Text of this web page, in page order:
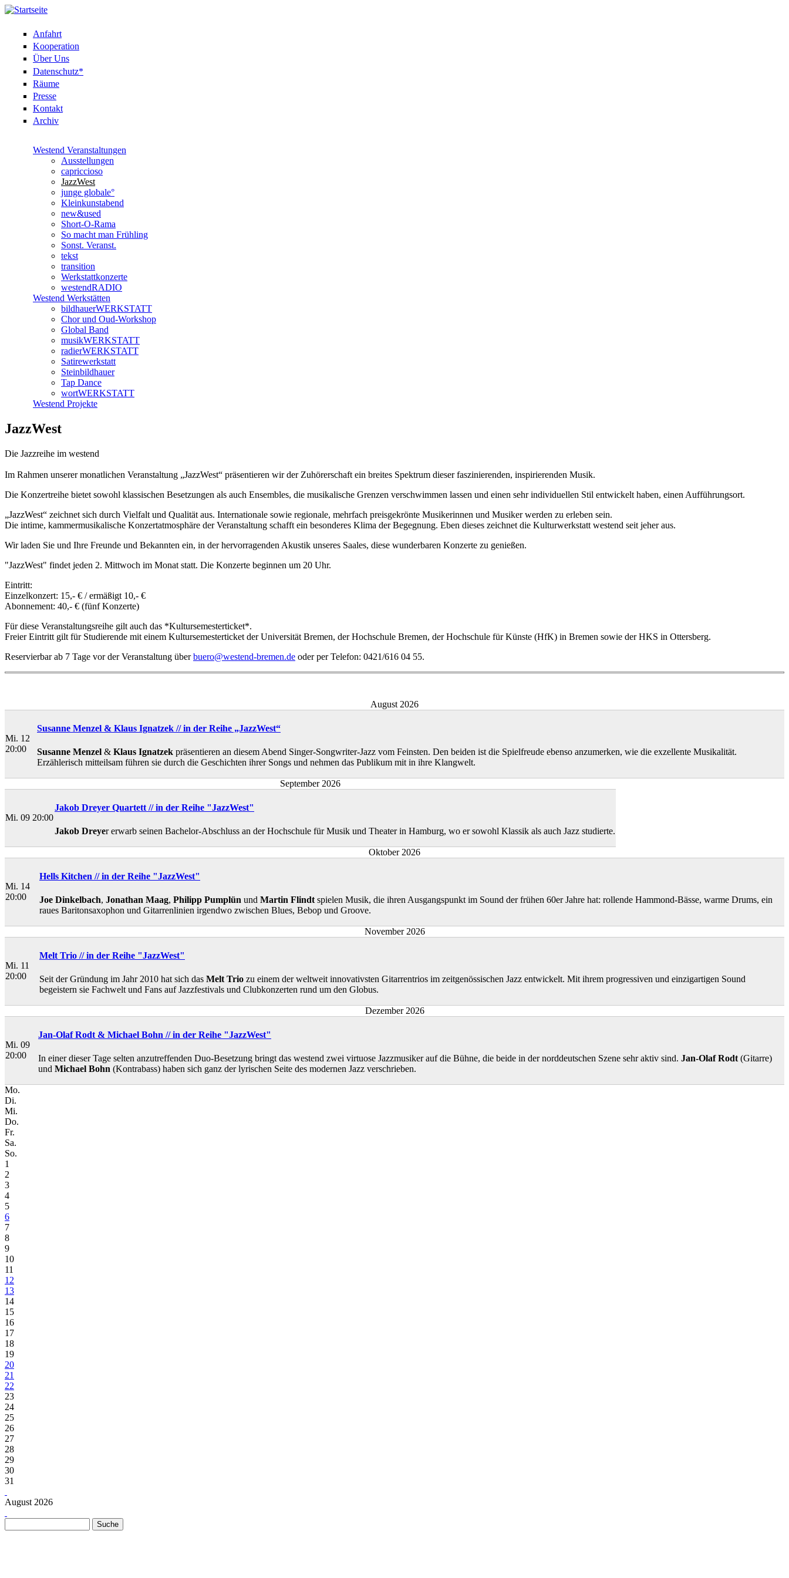
Anfahrt
Kooperation
Über Uns
Datenschutz*
Räume
Presse
Kontakt
Archiv
Westend Veranstaltungen
Ausstellungen
capriccioso
JazzWest
junge globale°
Kleinkunstabend
new&used
Short-O-Rama
So macht man Frühling
Sonst. Veranst.
tekst
transition
Werkstattkonzerte
westendRADIO
Westend Werkstätten
bildhauerWERKSTATT
Chor und Oud-Workshop
Global Band
musikWERKSTATT
radierWERKSTATT
Satirewerkstatt
Steinbildhauer
Tap Dance
wortWERKSTATT
Westend Projekte
JazzWest
Die Jazzreihe im westend
Im Rahmen unserer monatlichen Veranstaltung „JazzWest“ präsentieren wir der Zuhörerschaft ein breites Spektrum dieser faszinierenden, inspirierenden Musik.
Die Konzertreihe bietet sowohl klassischen Besetzungen als auch Ensembles, die musikalische Grenzen verschwimmen lassen und einen sehr individuellen Stil entwickelt haben, einen Aufführungsort.
„JazzWest“ zeichnet sich durch Vielfalt und Qualität aus. Internationale sowie regionale, mehrfach preisgekrönte Musikerinnen und Musiker werden zu erleben sein.
Die intime, kammermusikalische Konzertatmosphäre der Veranstaltung schafft ein besonderes Klima der Begegnung. Eben dieses zeichnet die Kulturwerkstatt westend seit jeher aus.
Wir laden Sie und Ihre Freunde und Bekannten ein, in der hervorragenden Akustik unseres Saales, diese wunderbaren Konzerte zu genießen.
"JazzWest" findet jeden 2. Mittwoch im Monat statt. Die Konzerte beginnen um 20 Uhr.
Eintritt:
Einzelkonzert: 15,- € / ermäßigt 10,- €
Abonnement: 40,- € (fünf Konzerte)
Für diese Veranstaltungsreihe gilt auch das *Kultursemesterticket*.
Freier Eintritt gilt für Studierende mit einem Kultursemesterticket der Universität Bremen, der Hochschule Bremen, der Hochschule für Künste (HfK) in Bremen sowie der HKS in Ottersberg.
Reservierbar ab 7 Tage vor der Veranstaltung überbuero@westend-bremen.de oder per Telefon: 0421/616 04 55.
August 2026
Mi. 12
20:00
Susanne Menzel & Klaus Ignatzek // in der Reihe „JazzWest“
Susanne Menzel & Klaus Ignatzek präsentieren an diesem Abend Singer-Songwriter-Jazz vom Feinsten. Den beiden ist die Spielfreude ebenso anzumerken, wie die exzellente Musikalität.
Erzählerisch mitteilsam führen sie durch die Geschichten ihrer Songs und nehmen das Publikum mit in ihre Klangwelt.
September 2026
Mi. 09 20:00
Jakob Dreyer Quartett // in der Reihe "JazzWest"
Jakob Dreyer erwarb seinen Bachelor-Abschluss an der Hochschule für Musik und Theater in Hamburg, wo er sowohl Klassik als auch Jazz studierte.
Oktober 2026
Mi. 14
20:00
Hells Kitchen // in der Reihe "JazzWest"
Joe Dinkelbach, Jonathan Maag, Philipp Pumplün und Martin Flindt spielen Musik, die ihren Ausgangspunkt im Sound der frühen 60er Jahre hat: rollende Hammond-Bässe, warme Drums, ein
raues Baritonsaxophon und Gitarrenlinien irgendwo zwischen Blues, Bebop und Groove.
November 2026
Mi. 11
20:00
Melt Trio // in der Reihe "JazzWest"
Seit der Gründung im Jahr 2010 hat sich das Melt Trio zu einem der weltweit innovativsten Gitarrentrios im zeitgenössischen Jazz entwickelt. Mit ihrem progressiven und einzigartigen Sound
begeistern sie Fachwelt und Fans auf Jazzfestivals und Clubkonzerten rund um den Globus.
Dezember 2026
Mi. 09
20:00
Jan-Olaf Rodt & Michael Bohn // in der Reihe "JazzWest"
In einer dieser Tage selten anzutreffenden Duo-Besetzung bringt das westend zwei virtuose Jazzmusiker auf die Bühne, die beide in der norddeutschen Szene sehr aktiv sind. Jan-Olaf Rodt (Gitarre)
und Michael Bohn (Kontrabass) haben sich ganz der lyrischen Seite des modernen Jazz verschrieben.
Mo.
Di.
Mi.
Do.
Fr.
Sa.
So.
1
2
3
4
5
6
7
8
9
10
11
12
13
14
15
16
17
18
19
20
21
22
23
24
25
26
27
28
29
30
31
August 2026